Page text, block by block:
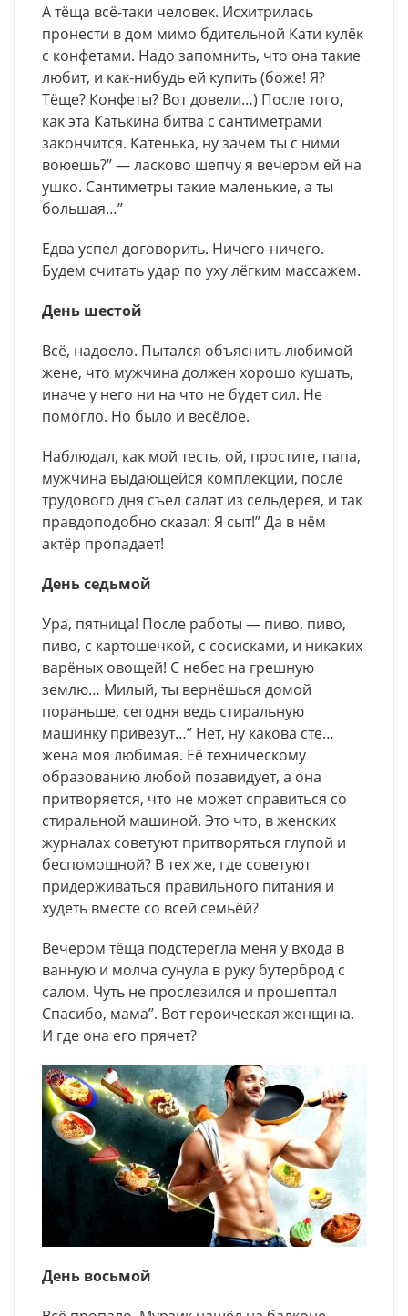
А тёща всё-таки человек. Исхитрилась
пронести в дом мимо бдительной Кати кулёк
с конфетами. Надо запомнить, что она такие
любит, и как-нибудь ей купить (боже! Я?
Тёще? Конфеты? Вот довели…) После того,
как эта Катькина битва с сантиметрами
закончится. Катенька, ну зачем ты с ними
воюешь?’’ — ласково шепчу я вечером ей на
ушко. Сантиметры такие маленькие, а ты
большая…’’
Едва успел договорить. Ничего-ничего.
Будем считать удар по уху лёгким массажем.
День шестой
Всё, надоело. Пытался объяснить любимой
жене, что мужчина должен хорошо кушать,
иначе у него ни на что не будет сил. Не
помогло. Но было и весёлое.
Наблюдал, как мой тесть, ой, простите, папа,
мужчина выдающейся комплекции, после
трудового дня съел салат из сельдерея, и так
правдоподобно сказал: Я сыт!’’ Да в нём
актёр пропадает!
День седьмой
Ура, пятница! После работы — пиво, пиво,
пиво, с картошечкой, с сосисками, и никаких
варёных овощей! С небес на грешную
землю… Милый, ты вернёшься домой
пораньше, сегодня ведь стиральную
машинку привезут…’’ Нет, ну какова сте…
жена моя любимая. Её техническому
образованию любой позавидует, а она
притворяется, что не может справиться со
стиральной машиной. Это что, в женских
журналах советуют притворяться глупой и
беспомощной? В тех же, где советуют
придерживаться правильного питания и
худеть вместе со всей семьёй?
Вечером тёща подстерегла меня у входа в
ванную и молча сунула в руку бутерброд с
салом. Чуть не прослезился и прошептал
Спасибо, мама’’. Вот героическая женщина.
И где она его прячет?
День восьмой